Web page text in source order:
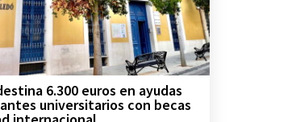
6.300 euros en ayudas
universitarios con becas